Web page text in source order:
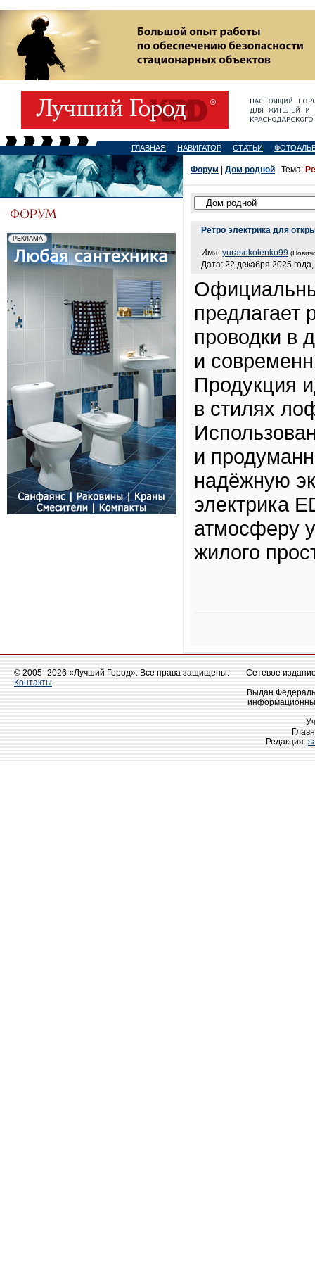
ГЛАВНАЯ НАВИГАТОР СТАТЬИ
Форум Дом родной | Тема:
Ретро электрика для
Имя: yurasokolenko99
Дата: 22 декабря 2025
предлагает
проводки в
и
Продукция
в стилях
и
надёжную
электрика
атмосферу
жилого
© 2005–2026 «Лучший Город». Все права защищены.
Контакты
Сетевое
Выдан
Редакция: